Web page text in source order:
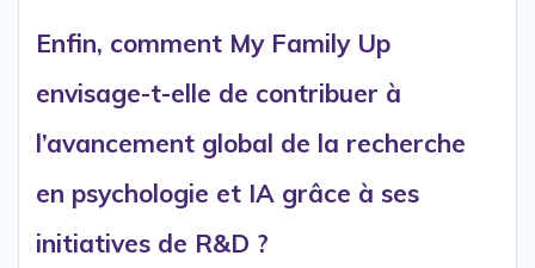
Enfin, comment My Family Up
envisage-t-elle de contribuer à
l’avancement global de la recherche
en psychologie et IA grâce à ses
initiatives de R&D ?